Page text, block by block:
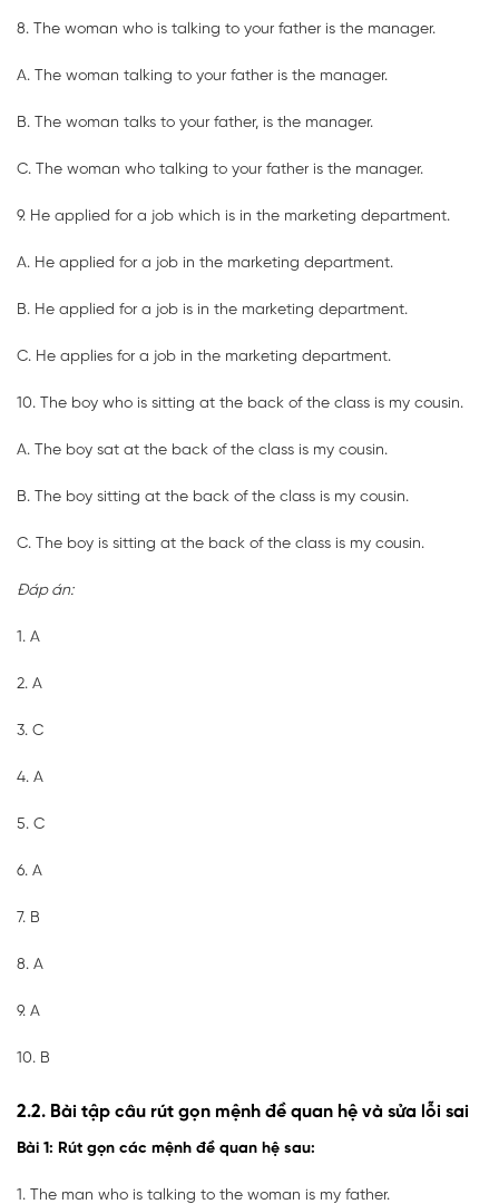
8. The woman who is talking to your father is the manager.
A. The woman talking to your father is the manager.
B. The woman talks to your father, is the manager.
C. The woman who talking to your father is the manager.
9. He applied for a job which is in the marketing department.
A. He applied for a job in the marketing department.
B. He applied for a job is in the marketing department.
C. He applies for a job in the marketing department.
10. The boy who is sitting at the back of the class is my cousin.
A. The boy sat at the back of the class is my cousin.
B. The boy sitting at the back of the class is my cousin.
C. The boy is sitting at the back of the class is my cousin.
Đáp án:
1. A
2. A
3. C
4. A
5. C
6. A
7. B
8. A
9. A
10. B
2.2. Bài tập câu rút gọn mệnh đề quan hệ và sửa lỗi sai
Bài 1: Rút gọn các mệnh đề quan hệ sau:
1. The man who is talking to the woman is my father.